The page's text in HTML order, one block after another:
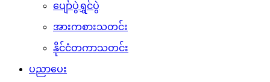
ပျော်ပွဲရွှင်ပွဲ
အားကစားသတင်း
နိုင်ငံတကာသတင်း
ပညာပေး